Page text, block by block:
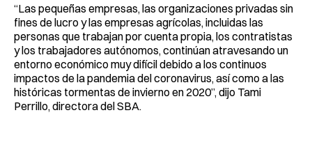
“Las pequeñas empresas, las organizaciones privadas sin
fines de lucro y las empresas agrícolas, incluidas las
personas que trabajan por cuenta propia, los contratistas
y los trabajadores autónomos, continúan atravesando un
entorno económico muy difícil debido a los continuos
impactos de la pandemia del coronavirus, así como a las
históricas tormentas de invierno en 2020”, dijo Tami
Perrillo, directora del SBA.